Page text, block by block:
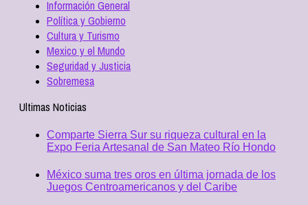
Información General
Política y Gobierno
Cultura y Turismo
Mexico y el Mundo
Seguridad y Justicia
Sobremesa
Ultimas Noticias
Comparte Sierra Sur su riqueza cultural en la
Expo Feria Artesanal de San Mateo Río Hondo
México suma tres oros en última jornada de los
Juegos Centroamericanos y del Caribe